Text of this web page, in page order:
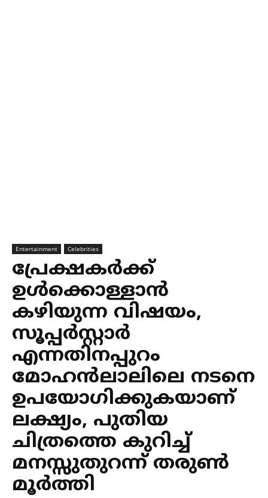
Entertainment Celebrities
പ്രേക്ഷകര്‍ക്ക്
ഉള്‍ക്കൊള്ളാന്‍
കഴിയുന്ന വിഷയം,
സൂപ്പര്‍സ്റ്റാര്‍
എന്നതിനപ്പുറം
മോഹന്‍ലാലിലെ നടനെ
ഉപയോഗിക്കുകയാണ്
ലക്ഷ്യം, പുതിയ
ചിത്രത്തെ കുറിച്ച്
മനസ്സുതുറന്ന് തരുണ്‍
മൂര്‍ത്തി